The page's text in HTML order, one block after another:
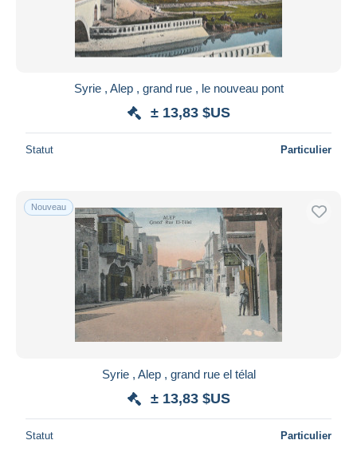
Syrie , Alep , grand rue , le nouveau pont
± 13,83 $US
Statut Particulier
Nouveau
Syrie , Alep , grand rue el télal
± 13,83 $US
Statut Particulier